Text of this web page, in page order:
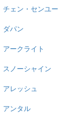
チェン・センユー
ダパン
アークライト
スノーシャイン
アレッシュ
アンタル